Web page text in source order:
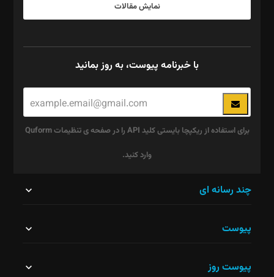
نمایش مقالات
با خبرنامه پیوست، به روز بمانید
برای استفاده از ریکپچا بایستی کلید API را در صفحه ی تنظیمات Quform
وارد کنید.
نباید
چند رسانه ای
پیوست
پیوست روز